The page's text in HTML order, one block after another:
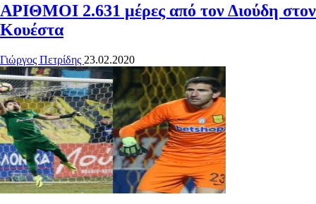
ΑΡΙΘΜΟΙ 2.631 μέρες από τον Διούδη στον
Κουέστα
Γιώργος Πετρίδης 23.02.2020